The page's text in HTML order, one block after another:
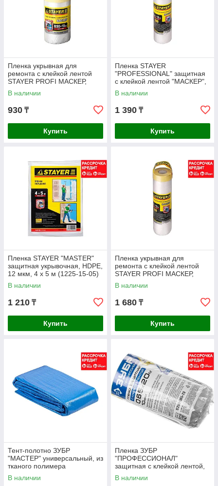
Пленка укрывная для
ремонта с клейкой лентой
STAYER PROFI МАСКЕР,
HDPE, 10 мкм, 0,55 х 15 м,
12255-055-15
В наличии
930 ₸
Купить
Пленка STAYER
"PROFESSIONAL" защитная
с клейкой лентой "МАСКЕР",
HDPE, 9мкм, 1,4х15м (12255-
140-15)
В наличии
1 390 ₸
Купить
Пленка STAYER "MASTER"
защитная укрывочная, HDPE,
12 мкм, 4 х 5 м (1225-15-05)
В наличии
1 210 ₸
Купить
Пленка укрывная для
ремонта с клейкой лентой
STAYER PROFI МАСКЕР,
HDPE, 10 мкм, 2,1 х 15 м,
12255-210-15
В наличии
1 680 ₸
Купить
Тент-полотно ЗУБР
"МАСТЕР" универсальный, из
тканого полимера
плотностью 75 г/м3, с
люверсами,
В наличии
Пленка ЗУБР
"ПРОФЕССИОНАЛ"
защитная с клейкой лентой,
HDPE, 10мкм, 0,65х20м
(12250-065-20)
В наличии